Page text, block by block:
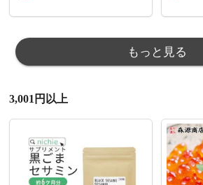
もっと見る
3,001円以上